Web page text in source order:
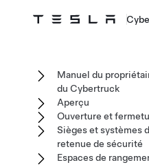
Manuel du
du Cybertruck
Aperçu
Ouverture et
Sièges et systèmes
retenue de sécurité
Espaces de